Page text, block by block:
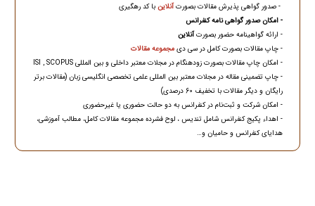
- صدور گواهی پذیرش مقالات بصورتآنلاینبا کد رهگیری
- امکان صدور گواهی نامه کنفرانس
- ارائه گواهینامه حضور بصورتآنلاین
- چاپ مقالات بصورت کامل در سی دی مجموعه مقالات
- امکان چاپ مقالات بصورت زودهنگام در مجلات معتبر داخلی و بین المللی ISI , SCOPUS
- چاپ تضمینی مقاله در مجلات معتبر بین المللی علمی تخصصی انگلیسی زبان (مقالات برتر
رایگان و دیگر مقالات با تخفیف 60 درصدی)
- امکان شرکت و ثبت‌نام در کنفرانس به دو حالت حضوری یا غیرحضوری
- اهداء پکیج کنفرانس شامل تندیس ، لوح فشرده مجموعه مقالات کامل، مطالب آموزشی،
هدایای کنفرانس و حامیان و…